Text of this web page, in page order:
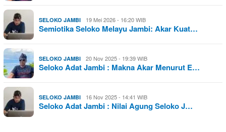
SELOKO JAMBI 19 Mei 2026 - 16:20 WIB
Semiotika Seloko Melayu Jambi: Akar Kuat…
SELOKO JAMBI 20 Nov 2025 - 19:39 WIB
Seloko Adat Jambi : Makna Akar Menurut E…
SELOKO JAMBI 16 Nov 2025 - 14:41 WIB
Seloko Adat Jambi : Nilai Agung Seloko J…